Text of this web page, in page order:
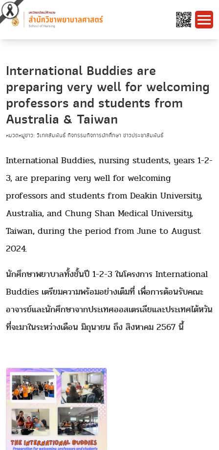
International Buddies are
preparing very well for welcoming
professors and students from
Australia & Taiwan
หมวดหมู่ข่าว: วิเทศสัมพันธ์ กิจกรรมกิจการนักศึกษา ข่าวประชาสัมพันธ์
International Buddies, nursing students, years 1-2-
3, are preparing very well for welcoming
professors and students from Deakin University,
Australia, and Chung Shan Medical University,
Taiwan, during the period from June to August
2024.
นักศึกษาพยาบาลทั้งชั้นปี 1-2-3ในโครงการ International
Buddies เตรียมความพร้อมอย่างเต็มที่ เพื่อการต้อนรับคณะ
อาจารย์และนักศึกษาจากประเทศออสเตรเลียและประเทศไต้หวัน
ที่จะมาในระหว่างเดือน มิถุนายน ถึง สิงหาคม 2567 นี้